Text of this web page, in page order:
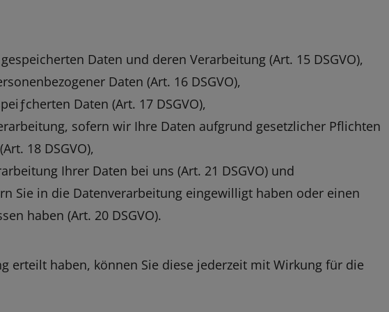
Daten und deren Verarbeitung (Art. 15 DSGVO),
Daten (Art. 16 DSGVO),
Daten (Art. 17 DSGVO),
sofern wir Ihre Daten aufgrund gesetzlicher Pflichten
18 DSGVO),
Ihrer Daten bei uns (Art. 21 DSGVO) und
Sie in die Datenverarbeitung eingewilligt haben oder einen
haben (Art. 20 DSGVO).
erteilt haben, können Sie diese jederzeit mit Wirkung für die